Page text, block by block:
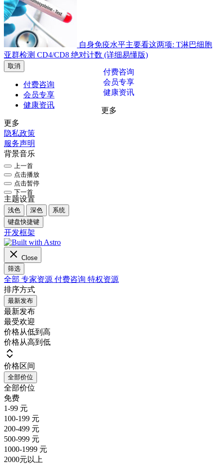
自身免疫水平主要看这两项: T淋巴细胞
亚群检测 CD4/CD8 绝对计数 (详细易懂版)
取消
付费咨询
付费咨询
会员专享
会员专享
健康资讯
健康资讯
更多
更多
隐私政策
服务声明
背景音乐
上一首
点击播放
点击暂停
下一首
主题设置
浅色 深色
系统
键盘快捷键
开发框架
Close
筛选
全部 专家资源 付费咨询 特权资源
排序方式
最新发布
最新发布
最受欢迎
价格从低到高
价格从高到低
价格区间
全部价位
全部价位
免费
1-99 元
100-199 元
200-499 元
500-999 元
1000-1999 元
2000元以上